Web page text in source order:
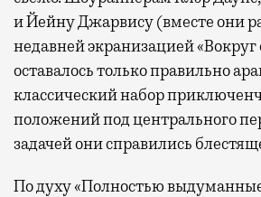
и Йейну Джарвису (вместе они
недавней экранизацией «Вокруг
оставалось только правильно
классический набор
положений под центрального
задачей они справились
По духу «Полностью